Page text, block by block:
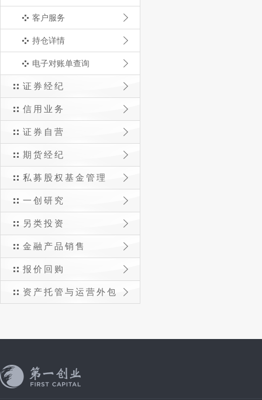
客户服务
持仓详情
电子对账单查询
证券经纪
信用业务
证券自营
期货经纪
私募股权基金管理
一创研究
另类投资
金融产品销售
报价回购
资产托管与运营外包